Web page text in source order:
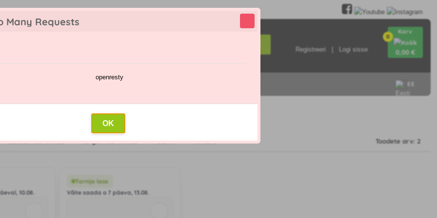
Many Requests
openresty
OK
Registreeri Logi sisse
0
Korv
0,00 €
EE
Madalaimad hinnad Kõrgeimad hinnad Pealkiri Viimane Toodete arv: 2
10.08.
Tarnija laos
Võite saada o 7 päeva, 13.08.